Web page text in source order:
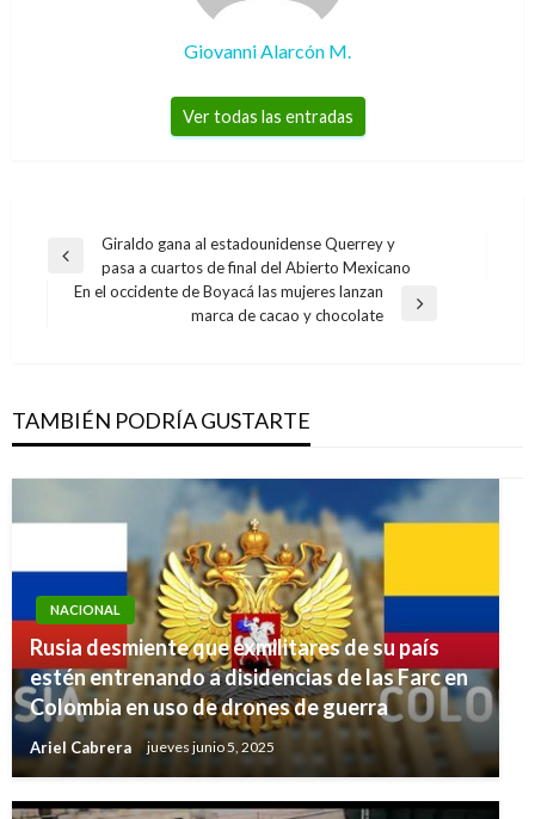
Giovanni Alarcón M.
Ver todas las entradas
Navegación
Entrada
anterior
Giraldo gana al estadounidense Querrey y
pasa a cuartos de final del Abierto Mexicano
En el occidente de Boyacá las mujeres lanzan
marca de cacao y chocolate
TAMBIÉN PODRÍA GUSTARTE
NACIONAL
Rusia desmiente que exmilitares de su país
estén entrenando a disidencias de las Farc en
Colombia en uso de drones de guerra
Ariel Cabrera jueves junio 5, 2025